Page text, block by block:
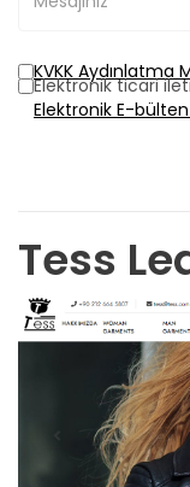
KVKK Aydınlatma
Elektronik ticari
Elektronik E-
Tess